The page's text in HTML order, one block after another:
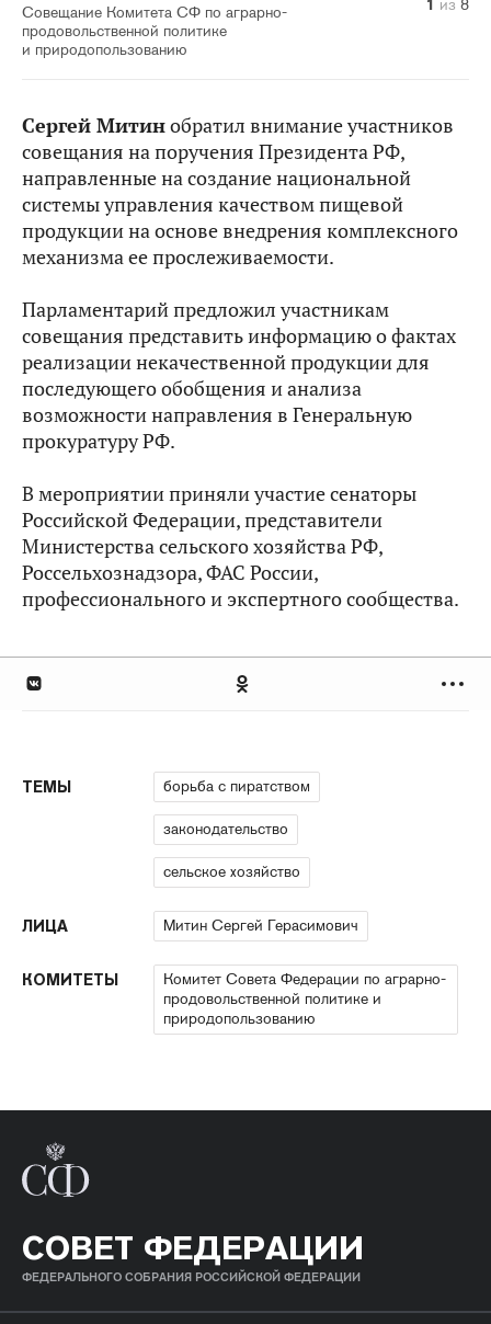
Совещание Комитета СФ по аграрно-
продовольственной политике
и природопользованию
1 из 8
2 из 8
3 из 8
4 из 8
5 из 8
6 из 8
7 из 8
8 из 8
Сергей Митинобратил внимание участников
совещания на поручения Президента РФ,
направленные на создание национальной
системы управления качеством пищевой
продукции на основе внедрения комплексного
механизма ее прослеживаемости.
Парламентарий предложил участникам
совещания представить информацию о фактах
реализации некачественной продукции для
последующего обобщения и анализа
возможности направления в Генеральную
прокуратуру РФ.
В мероприятии приняли участие сенаторы
Российской Федерации, представители
Министерства сельского хозяйства РФ,
Россельхознадзора, ФАС России,
профессионального и экспертного сообщества.
ТЕМЫ борьба с пиратством
законодательство
сельское хозяйство
ЛИЦА Митин Сергей Герасимович
КОМИТЕТЫ
Комитет Совета Федерации по аграрно-
продовольственной политике и
природопользованию
СОВЕТ ФЕДЕРАЦИИ
ФЕДЕРАЛЬНОГО СОБРАНИЯ РОССИЙСКОЙ ФЕДЕРАЦИИ